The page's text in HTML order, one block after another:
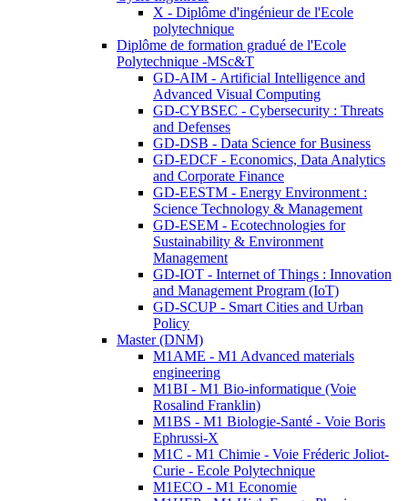
X - Diplôme d'ingénieur de l'Ecole
polytechnique
Diplôme de formation gradué de l'Ecole
Polytechnique -MSc&T
GD-AIM - Artificial Intelligence and
Advanced Visual Computing
GD-CYBSEC - Cybersecurity : Threats
and Defenses
GD-DSB - Data Science for Business
GD-EDCF - Economics, Data Analytics
and Corporate Finance
GD-EESTM - Energy Environment :
Science Technology & Management
GD-ESEM - Ecotechnologies for
Sustainability & Environment
Management
GD-IOT - Internet of Things : Innovation
and Management Program (IoT)
GD-SCUP - Smart Cities and Urban
Policy
Master (DNM)
M1AME - M1 Advanced materials
engineering
M1BI - M1 Bio-informatique (Voie
Rosalind Franklin)
M1BS - M1 Biologie-Santé - Voie Boris
Ephrussi-X
M1C - M1 Chimie - Voie Fréderic Joliot-
Curie - Ecole Polytechnique
M1ECO - M1 Economie